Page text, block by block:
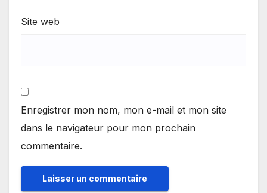
Site web
Enregistrer mon nom, mon e-mail et mon site
dans le navigateur pour mon prochain
commentaire.